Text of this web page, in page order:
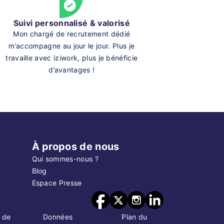
Suivi personnalisé & valorisé
Mon chargé de recrutement dédié
m’accompagne au jour le jour. Plus je
travaille avec iziwork, plus je bénéficie
d’avantages !
À propos de nous
Qui sommes-nous ?
Blog
Espace Presse
de Données Plan du